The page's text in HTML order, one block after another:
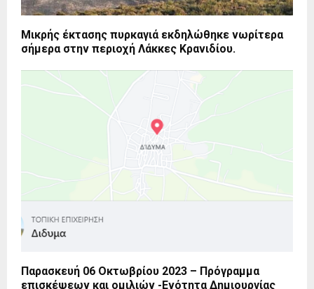
Μικρής έκτασης πυρκαγιά εκδηλώθηκε νωρίτερα
σήμερα στην περιοχή Λάκκες Κρανιδίου.
Παρασκευή 06 Οκτωβρίου 2023 – Πρόγραμμα
επισκέψεων και ομιλιών -Ενότητα Δημιουργίας